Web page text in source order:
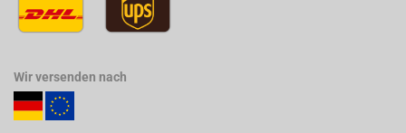
Wir versenden nach